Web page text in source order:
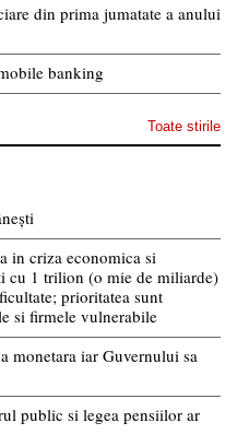
din prima jumatate a anului
banking
Toate stirile
in criza economica si
cu 1 trilion (o mie de miliarde)
prioritatea sunt
si firmele vulnerabile
monetara iar Guvernului sa
public si legea pensiilor ar